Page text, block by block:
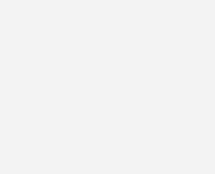
Empfehlung (KE), deren 1. Auflage
(KM) erschien. Mit nachfolgenden fünf
anerkannten Grundlage für eine
Bewertung dieser Berufskrankheit. Das
für die Begut­achtung einer
eine Leitwirkung für die Entwicklung